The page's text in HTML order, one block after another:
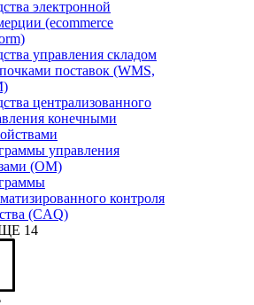
электронной
(ecommerce
управления складом
поставок (WMS,
централизованного
конечными
управления
(OM)
контроля
(CAQ)
14